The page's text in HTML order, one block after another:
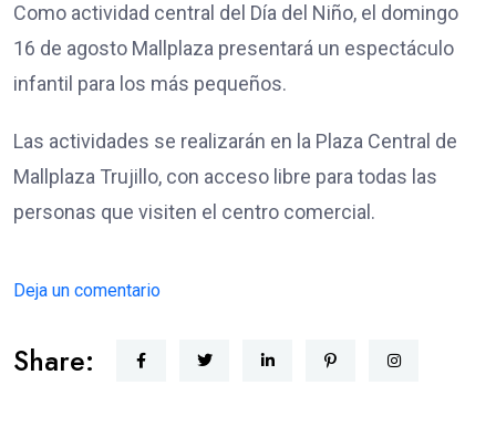
Como actividad central del Día del Niño, el domingo
16 de agosto Mallplaza presentará un espectáculo
infantil para los más pequeños.
Las actividades se realizarán en la Plaza Central de
Mallplaza Trujillo, con acceso libre para todas las
personas que visiten el centro comercial.
Deja un comentario
Share: